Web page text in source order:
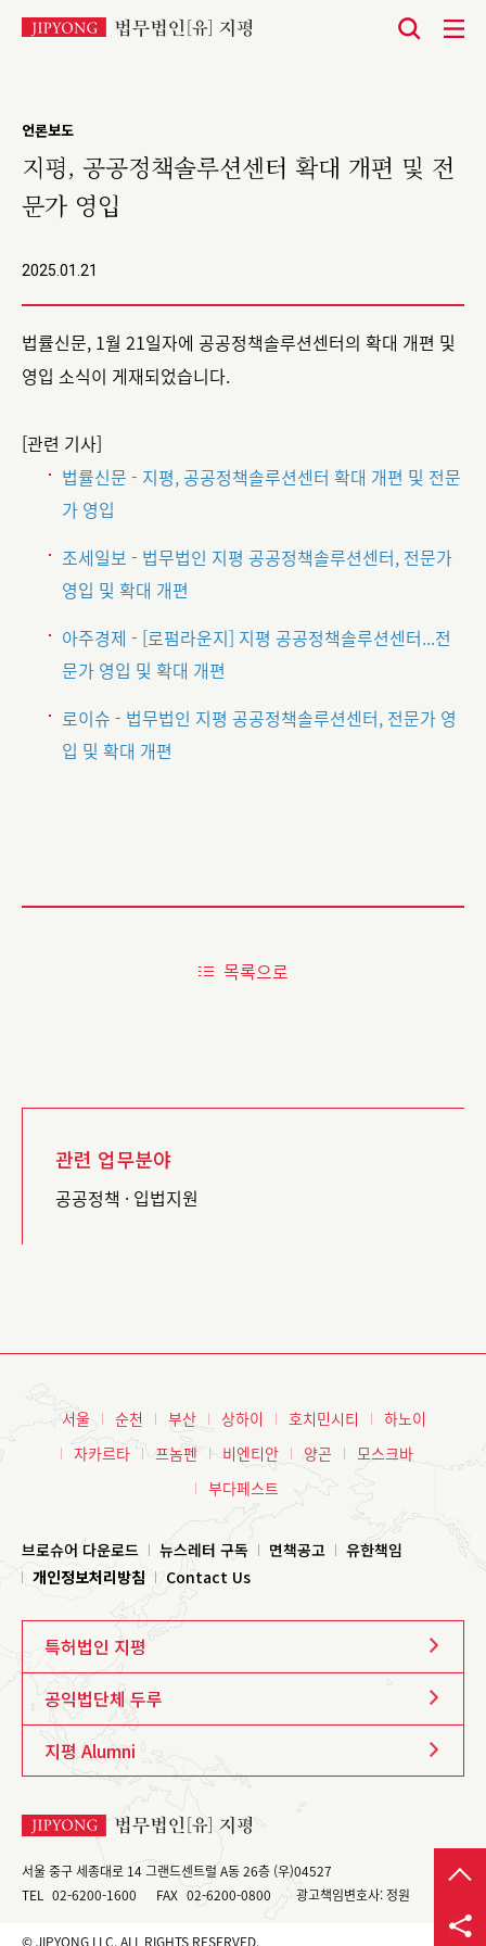
언론보도
지평, 공공정책솔루션센터 확대 개편 및 전
문가 영입
2025.01.21
법률신문, 1월 21일자에 공공정책솔루션센터의 확대 개편 및
영입 소식이 게재되었습니다.
[관련 기사]
법률신문 - 지평, 공공정책솔루션센터 확대 개편 및 전문
가 영입
조세일보 - 법무법인 지평 공공정책솔루션센터, 전문가
영입 및 확대 개편
아주경제 - [로펌라운지] 지평 공공정책솔루션센터...전
문가 영입 및 확대 개편
로이슈 - 법무법인 지평 공공정책솔루션센터, 전문가 영
입 및 확대 개편
목록으로
관련 업무분야
공공정책 · 입법지원
서울 순천 부산 상하이 호치민시티
하노이
자카르타
프놈펜 비엔티안 양곤
모스크바
부다페스트
브로슈어 다운로드 뉴스레터 구독 면책공고
유한책임
개인정보처리방침
Contact Us
특허법인 지평
공익법단체 두루
지평 Alumni
서울 중구 세종대로 14 그랜드센트럴 A동 26층 (우)04527
TEL 02-6200-1600 FAX 02-6200-0800 광고책임변호사: 정원
© JIPYONG LLC. ALL RIGHTS RESERVED.